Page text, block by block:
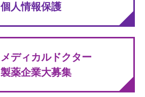
個人情報保護
メディカルドクター
製薬企業大募集